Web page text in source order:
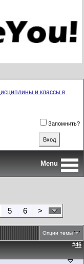
и классы в
Запомнить?
Menu
5 6 >
Опции темы
#46